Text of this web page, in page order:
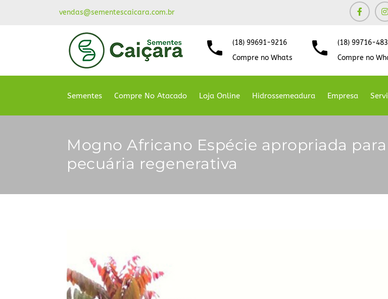
vendas@sementescaicara.com.br
(18) 99691-9216
Compre no Whats
(18) 99716-
Compre no
Sementes Compre No Atacado Loja Online Hidrossemeadura Empresa
Mogno Africano Espécie apropriada para
pecuária regenerativa